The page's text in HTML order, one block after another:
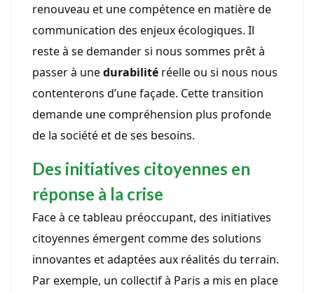
renouveau et une compétence en matière de
communication des enjeux écologiques. Il
reste à se demander si nous sommes prêt à
passer à unedurabilité réelle ou si nous nous
contenterons d’une façade. Cette transition
demande une compréhension plus profonde
de la société et de ses besoins.
Des initiatives citoyennes en
réponse à la crise
Face à ce tableau préoccupant, des initiatives
citoyennes émergent comme des solutions
innovantes et adaptées aux réalités du terrain.
Par exemple, un collectif à Paris a mis en place